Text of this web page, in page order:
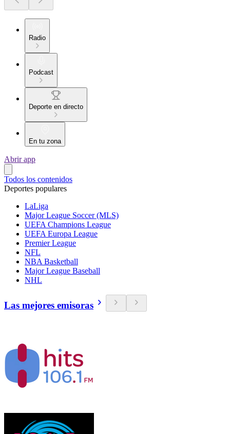
Radio
Podcast
Deporte en directo
En tu zona
Abrir app
Todos los contenidos
Deportes populares
LaLiga
Major League Soccer (MLS)
UEFA Champions League
UEFA Europa League
Premier League
NFL
NBA Basketball
Major League Baseball
NHL
Las mejores emisoras